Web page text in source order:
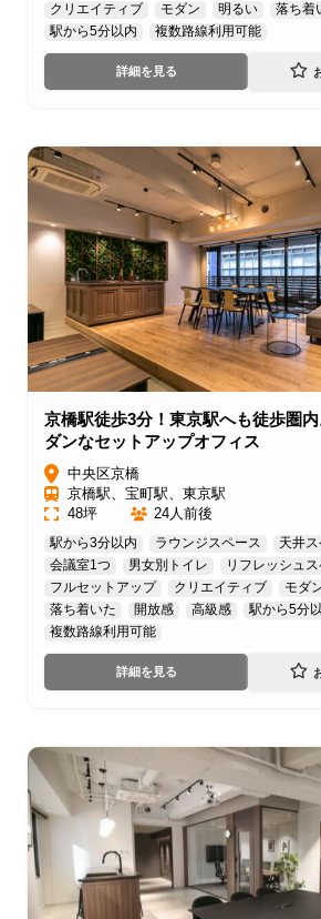
クリエイティブ
モダン 明るい 落ち着
駅から5分以内
複数路線利用可能
詳細を見る
京橋駅徒歩3分！東京駅へも徒歩圏
ダンなセットアップオフィス
中央区京橋
京橋駅、宝町駅、東京駅
48坪
24人前後
駅から3分以内 ラウンジスペース
天井
会議室1つ
男女別トイレ
リフレッシュ
フルセットアップ
クリエイティブ モダ
落ち着いた
開放感 高級感
駅から5分
複数路線利用可能
詳細を見る